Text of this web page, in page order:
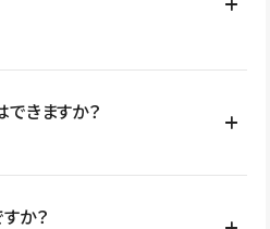
。
ンツ、URLを整理したうえで、
できます。 WordPressの場合は、
のまま移行されるわけではないた
きますか？
イトや、複数部門での運用、権限管
か？